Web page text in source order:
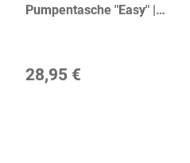
Pumpentasche "Easy" |
28,95 €